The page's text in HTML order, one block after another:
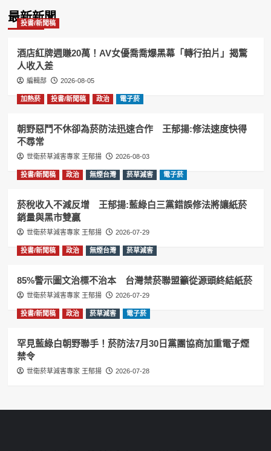
最新新聞
投書/新聞稿
酒店紅牌週賺20萬！AV女優喬喬爆黑幕「轉行拍片」揭驚
人收入差
編輯部 2026-08-05
加熱菸 投書/新聞稿 政治 電子菸
朝野惡鬥不休卻為菸防法迅速合作 王郁揚:修法速度快得
不尋常
世衛菸草減害專家 王郁揚 2026-08-03
投書/新聞稿 政治 無煙台灣 菸草減害 電子菸
菸稅收入不減反增 王郁揚:藍綠白三黨錯誤修法將讓紙菸
銷量與黑市雙贏
世衛菸草減害專家 王郁揚 2026-07-29
投書/新聞稿 政治 無煙台灣 菸草減害
85%警示圖文治標不治本 台灣禁菸聯盟籲從源頭終結紙菸
世衛菸草減害專家 王郁揚 2026-07-29
投書/新聞稿 政治 菸草減害 電子菸
罕見藍綠白朝野聯手！菸防法7月30日黨團協商加重電子煙
禁令
世衛菸草減害專家 王郁揚 2026-07-28